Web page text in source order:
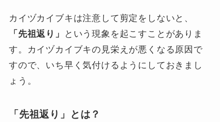
カイヅカイブキは注意して剪定をしないと、
「先祖返り」
という現象を起こすことがありま
す。カイヅカイブキの見栄えが悪くなる原因で
すので、いち早く気付けるようにしておきまし
ょう。
「先祖返り」とは？